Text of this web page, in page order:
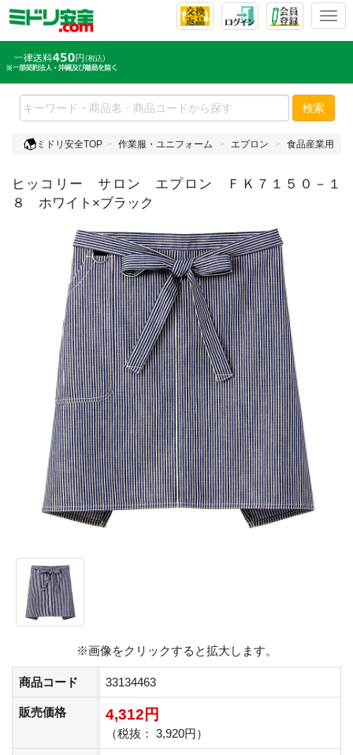
T
l
e
n
v
g
検索
ミドリ安全TOP 作業服・ユニフォーム エプロン 食品産業用
ヒッコリー サロン エプロン ＦＫ７１５０－１
８ ホワイト×ブラック
※画像をクリックすると拡大します。
商品コード 33134463
販売価格 4,312円
（税抜： 3,920円）